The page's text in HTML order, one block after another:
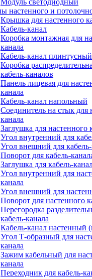
Модуль светодиодный
настенного и
Крышка для настенного
Кабель-канал
Коробка монтажная для
канала
Кабель-канал плинтусный
Коробка
кабель-каналов
Панель лицевая для
канала
Кабель-канал напольный
Соединитель на стык для
канала
Заглушка для настенного
Угол внутренний для
Угол внешний для кабель-
Поворот для кабель-
Заглушка для кабель-
Угол внутренний для
канала
Угол внешний для
Поворот для настенного
Перегородка
кабель-канала
Кабель-канал настенный
Угол Т-образный для
канала
Зажим кабельный для
канала
Переходник для кабель-